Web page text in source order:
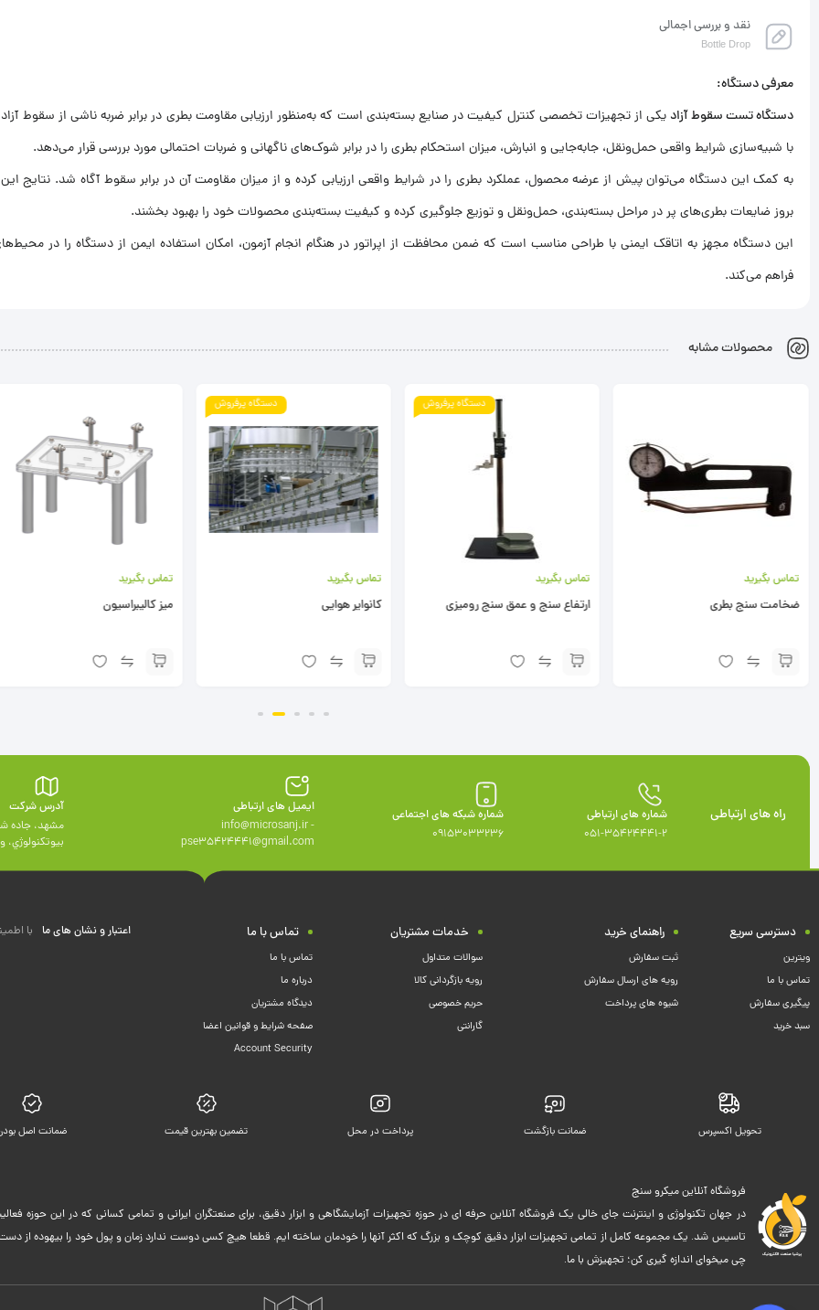
نقد و بررسی اجمالی
Bottle Drop
معرفی دستگاه:
دستگاه تست سقوط آزاد یکی از تجهیزات تخصصی کنترل کیفیت در صنایع بسته‌بندی است که به‌منظور ارزیابی مقاومت بطری در برابر ضربه ناشی از سقوط
با شبیه‌سازی شرایط واقعی حمل‌ونقل، جابه‌جایی و انبارش، میزان استحکام بطری را در برابر شوک‌های ناگهانی و ضربات احتمالی مورد بررسی قرار می‌دهد.
به کمک این دستگاه می‌توان پیش از عرضه محصول، عملکرد بطری را در شرایط واقعی ارزیابی کرده و از میزان مقاومت آن در برابر سقوط آگاه شد. نتایج این
بروز ضایعات بطری‌های پر در مراحل بسته‌بندی، حمل‌ونقل و توزیع جلوگیری کرده و کیفیت بسته‌بندی محصولات خود را بهبود بخشند.
این دستگاه مجهز به اتاقک ایمنی با طراحی مناسب است که ضمن محافظت از اپراتور در هنگام انجام آزمون، امکان استفاده ایمن از دستگاه را در
فراهم می‌کند.
محصولات مشابه
تماس بگیرید
ارتفاع سنج و عمق سنج رومیزی
دستگاه پرفروش
تماس بگیرید
کانوایر هوایی
تماس بگیرید
میز کالیبراسیون
تماس بگیرید
جدول حجم گاز CO₂ محلول در آب
راه های ارتباطی
شماره های ارتباطی
051-35424441-2
شماره شبکه های اجتماعی
09153033236
ایمیل های ارتباطی
info@microsanj.ir -
pse35424441@gmail.com
آدرس شرکت
مشهد، جاده
بيوتكنولوژي،
دسترسی سریع
ویترین
تماس با ما
پیگیری سفارش
سبد خرید
راهنمای خرید
ثبت سفارش
رویه های ارسال سفارش
شیوه های پرداخت
خدمات مشتریان
سوالات متداول
رویه بازگردانی کالا
حریم خصوصی
گارانتی
تماس با ما
تماس با ما
درباره ما
دیدگاه مشتریان
صفحه شرایط و قوانین اعضا
Account Security
اعتبار و نشان های ما با
تحویل اکسپرس ضمانت بازگشت پرداخت در محل تضمین بهترین قیمت ضمانت اصل
فروشگاه آنلاین میکرو سنج
در جهان تکنولوژی و اینترنت جای خالی یک فروشگاه آنلاین حرفه ای در حوزه تجهیزات آزمایشگاهی و ابزار دقیق، برای صنعتگران ایرانی و تمامی کسانی که در این حوزه
تاسیس شد. یک مجموعه کامل از تمامی تجهیزات ابزار دقیق کوچک و بزرگ که اکثر آنها را خودمان ساخته ایم. قطعا هیچ کسی دوست ندارد زمان و پول خود را بیهوده از
چی میخوای اندازه گیری کن؛ تجهیزش با ما.